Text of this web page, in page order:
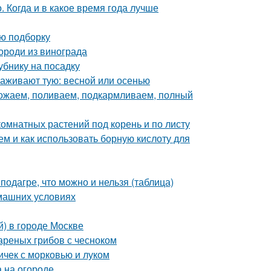
и в какое время года лучше
подборку
из винограда
на посадку
тую: весной или осенью
поливаем, подкармливаем, полный
растений под корень и по листу
и как использовать борную кислоту для
что можно и нельзя (таблица)
условиях
в городе Москве
грибов с чесноком
с морковью и луком